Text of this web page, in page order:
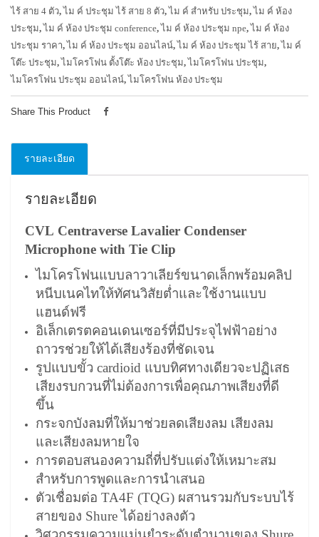
ไร้ สาย 4 ตัว,ไม ค์ ประชุม ไร้ สาย 8 ตัว,ไม ค์ สำหรับ ประชุม,ไม ค์ ห้อง
ประชุม,ไม ค์ ห้อง ประชุม conference,ไม ค์ ห้อง ประชุม npe,ไม ค์ ห้อง
ประชุม ราคา,ไม ค์ ห้อง ประชุม ออนไลน์,ไม ค์ ห้อง ประชุม ไร้ สาย,ไม ค์
โต๊ะ ประชุม,ไมโครโฟน ตั้งโต๊ะ ห้อง ประชุม,ไมโครโฟน ประชุม,
ไมโครโฟน ประชุม ออนไลน์,ไมโครโฟน ห้อง ประชุม
Share This Product
รายละเอียด
รายละเอียด
CVL Centraverse Lavalier Condenser
Microphone with Tie Clip
ไมโครโฟนแบบลาวาเลียร์ขนาดเล็กพร้อมคลิป
หนีบเนคไทให้ทัศนวิสัยต่ำและใช้งานแบบ
แฮนด์ฟรี
อิเล็กเตรตคอนเดนเซอร์ที่มีประจุไฟฟ้าอย่าง
ถาวรช่วยให้ได้เสียงร้องที่ชัดเจน
รูปแบบขั้ว cardioid แบบทิศทางเดียวจะปฏิเสธ
เสียงรบกวนที่ไม่ต้องการเพื่อคุณภาพเสียงที่ดี
ขึ้น
กระจกบังลมที่ให้มาช่วยลดเสียงลม เสียงลม
และเสียงลมหายใจ
การตอบสนองความถี่ที่ปรับแต่งให้เหมาะสม
สำหรับการพูดและการนำเสนอ
ตัวเชื่อมต่อ TA4F (TQG) ผสานรวมกับระบบไร้
สายของ Shure ได้อย่างลงตัว